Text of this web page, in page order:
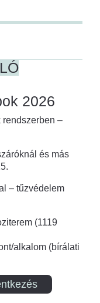
2026
rendszerben –
és más
– tűzvédelem
(1119
alkalom (bírálati